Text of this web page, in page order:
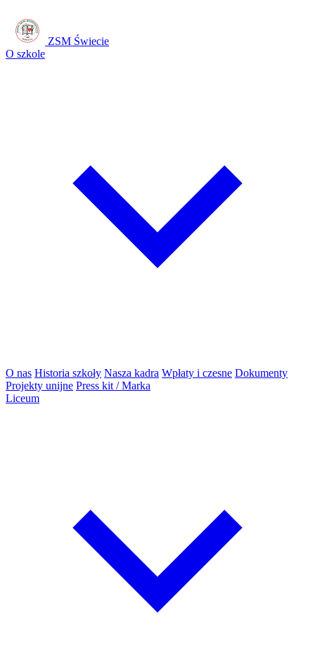
ZSM Świecie
O szkole
O nas Historia szkoły Nasza kadra Wpłaty i czesne Dokumenty
Projekty unijne Press kit / Marka
Liceum